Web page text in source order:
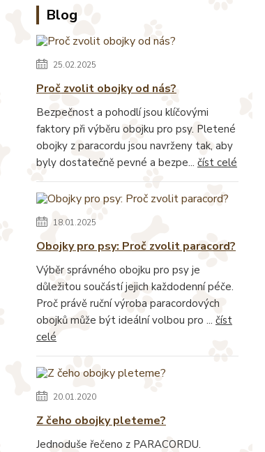
Blog
25.02.2025
Proč zvolit obojky od nás?
Bezpečnost a pohodlí jsou klíčovými
faktory při výběru obojku pro psy. Pletené
obojky z paracordu jsou navrženy tak, aby
byly dostatečně pevné a bezpe... číst celé
18.01.2025
Obojky pro psy: Proč zvolit paracord?
Výběr správného obojku pro psy je
důležitou součástí jejich každodenní péče.
Proč právě ruční výroba paracordových
obojků může být ideální volbou pro ... číst
celé
20.01.2020
Z čeho obojky pleteme?
Jednoduše řečeno z PARACORDU.